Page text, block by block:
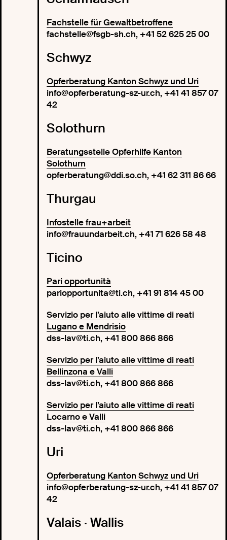
Fachstelle für Gewaltbetroffene
fachstelle@fsgb-sh.ch, +41 52 625 25 00
Schwyz
Opferberatung Kanton Schwyz und Uri
info@opferberatung-sz-ur.ch, +41 41 857 07
42
Solothurn
Beratungsstelle Opferhilfe Kanton
Solothurn
opferberatung@ddi.so.ch, +41 62 311 86 66
Thurgau
Infostelle frau+arbeit
info@frauundarbeit.ch, +41 71 626 58 48
Ticino
Pari opportunità
pariopportunita@ti.ch, +41 91 814 45 00
Servizio per l’aiuto alle vittime di reati
Lugano e Mendrisio
dss-lav@ti.ch, +41 800 866 866
Servizio per l’aiuto alle vittime di reati
Bellinzona e Valli
dss-lav@ti.ch, +41 800 866 866
Servizio per l’aiuto alle vittime di reati
Locarno e Valli
dss-lav@ti.ch, +41 800 866 866
Uri
Opferberatung Kanton Schwyz und Uri
info@opferberatung-sz-ur.ch, +41 41 857 07
42
Valais · Wallis